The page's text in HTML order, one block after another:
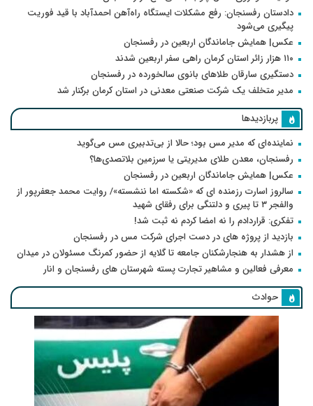
دادستان رفسنجان: رفع مشکلات ایستگاه راه‌آهن احمدآباد با قید فوریت
پیگیری می‌شود
عکس| همایش جاماندگان اربعین در رفسنجان
۱۱۰ هزار زائر استان کرمان راهی سفر اربعین شدند
دستگیری سارقان طلاهای بانوی سالخورده در رفسنجان
مدیر متخلف یک شرکت صنعتی معدنی در استان کرمان برکنار شد
پربازدیدها
نماینده‌ای که مدیر مس بود؛ حالا از بی‌تدبیری مس می‌گوید
رفسنجان، معدن طلای مدیریتی یا سرزمین بلاتصدی‌ها؟
عکس| همایش جاماندگان اربعین در رفسنجان
سالروز اسارت رزمنده ای که «شکسته اما ننشسته»/ روایت محمد جعفرپور از
والفجر ۳ تا پیری و دلتنگی برای رفقای شهید
تفکری: قراردادم را نه امضا کردم نه ثبت شد!
بازدید از پروژه های در دست اجرای شرکت مس در رفسنجان
از هشدار به هنجارشکنان جامعه تا گلایه از حضور کمرنگ مسئولان در میدان
معرفی فعالین و مشاهیر تجارت پسته شهرستان های رفسنجان و انار
حوادث